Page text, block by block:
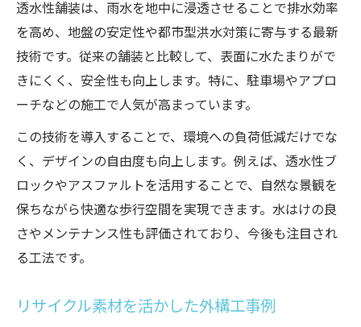
透水性舗装は、雨水を地中に浸透させることで排水効率
を高め、地盤の安定性や都市型洪水対策に寄与する最新
技術です。従来の舗装と比較して、表面に水たまりがで
きにくく、安全性も向上します。特に、駐車場やアプロ
ーチなどの施工で人気が高まっています。
この技術を導入することで、環境への負荷低減だけでな
く、デザインの自由度も向上します。例えば、透水性ブ
ロックやアスファルトを活用することで、自然な景観を
保ちながら快適な歩行空間を実現できます。水はけの良
さやメンテナンス性も評価されており、今後も注目され
る工法です。
リサイクル素材を活かした外構工事例